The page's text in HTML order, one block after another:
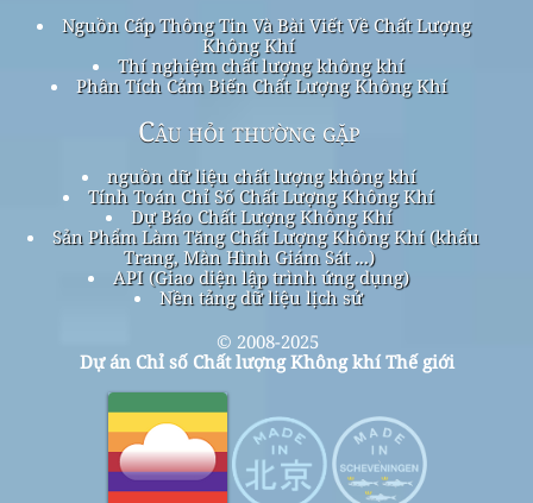
Nguồn Cấp Thông Tin Và Bài Viết Về Chất Lượng
Không Khí
Thí nghiệm chất lượng không khí
Phân Tích Cảm Biến Chất Lượng Không Khí
Câu hỏi thường gặp
nguồn dữ liệu chất lượng không khí
Tính Toán Chỉ Số Chất Lượng Không Khí
Dự Báo Chất Lượng Không Khí
Sản Phẩm Làm Tăng Chất Lượng Không Khí (khẩu
Trang, Màn Hình Giám Sát ...)
API (Giao diện lập trình ứng dụng)
Nền tảng dữ liệu lịch sử
© 2008-2025
Dự án Chỉ số Chất lượng Không khí Thế giới